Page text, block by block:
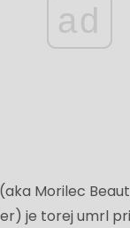
ad
Morilec
je torej umrl